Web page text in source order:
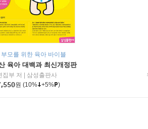
부모를 위한 육아 바이블
육아 대백과 최신개정판
집부 저
삼성출판사
원 (10% +5% )